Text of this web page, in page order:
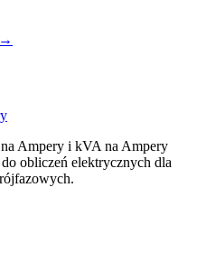
→
Ampery i kVA na Ampery
obliczeń elektrycznych dla